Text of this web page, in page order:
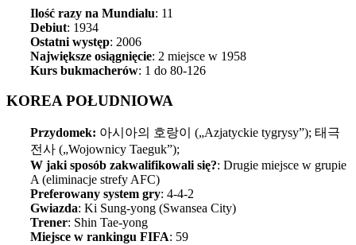
Ilość razy na Mundialu: 11
Debiut: 1934
Ostatni występ: 2006
Największe osiągnięcie: 2 miejsce w 1958
Kurs bukmacherów: 1 do 80-126
KOREA POŁUDNIOWA
Przydomek: 아시아의 호랑이 („Azjatyckie tygrysy”); 태극
전사 („Wojownicy Taeguk”);
W jaki sposób zakwalifikowali się?: Drugie miejsce w grupie
A (eliminacje strefy AFC)
Preferowany system gry: 4-4-2
Gwiazda: Ki Sung-yong (Swansea City)
Trener: Shin Tae-yong
Miejsce w rankingu FIFA: 59